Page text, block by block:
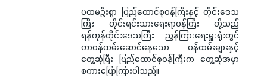
ပထမဦးစွာ ပြည်ထောင်စုဝန်ကြီးနှင့် တိုင်းဒေသ
ကြီး တိုင်းရင်းသားရေးရာဝန်ကြီး တို့သည်
ရန်ကုန်တိုင်းဒေသကြီး ညွှန်ကြားရေးမှူးရုံးတွင်
တာဝန်ထမ်းဆောင်နေသော ဝန်ထမ်းများနှင့်
တွေ့ဆုံပြီး ပြည်ထောင်စုဝန်ကြီးက တွေ့ဆုံအမှာ
စကားပြောကြားပါသည်။